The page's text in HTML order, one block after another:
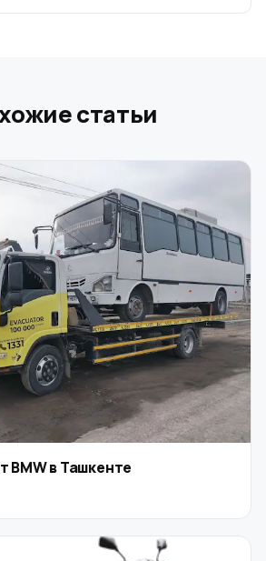
статьи
BMW в Ташкенте